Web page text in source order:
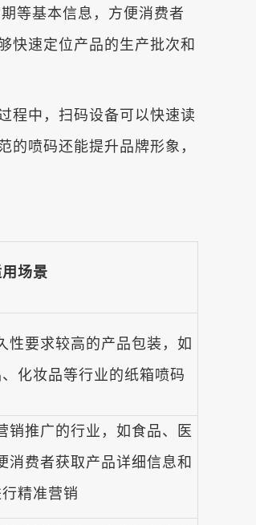
等基本信息，方便消费者
快速定位产品的生产批次和
程中，扫码设备可以快速读
喷码还能提升品牌形象，
场景
性要求较高的产品包装，如
化妆品等行业的纸箱喷码
销推广的行业，如食品、医
消费者获取产品详细信息和
精准营销